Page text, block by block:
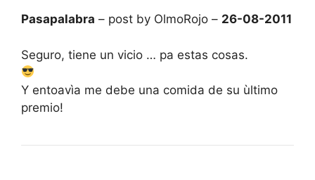
Pasapalabra – post by OlmoRojo – 26-08-2011
Seguro, tiene un vicio … pa estas cosas.
Y entoavìa me debe una comida de su ùltimo
premio!